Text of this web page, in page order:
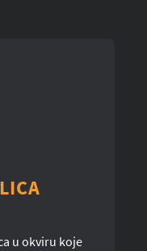
u okviru koje